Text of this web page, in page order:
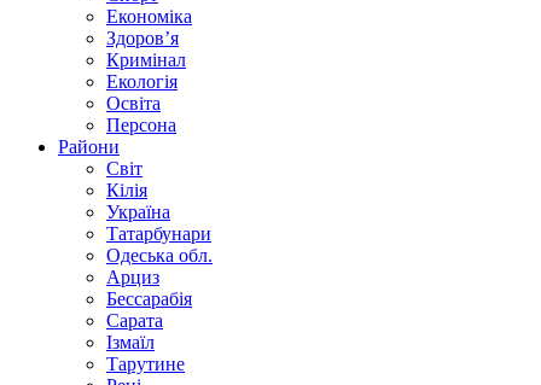
Економіка
Здоров’я
Кримінал
Екологія
Освіта
Персона
Райони
Світ
Кілія
Україна
Татарбунари
Одеська обл.
Арциз
Бессарабія
Сарата
Ізмаїл
Тарутине